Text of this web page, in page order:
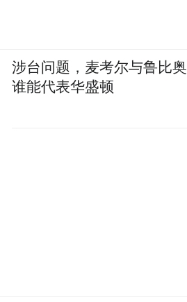
涉台问题，麦考尔与鲁比奥
谁能代表华盛顿